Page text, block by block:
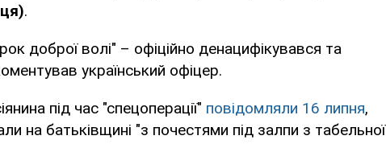
.
доброї волі" – офіційно денацифікувався та
український офіцер.
під час "спецоперації" повідомляли 16 липня,
на батьківщині "з почестями під залпи з табельної